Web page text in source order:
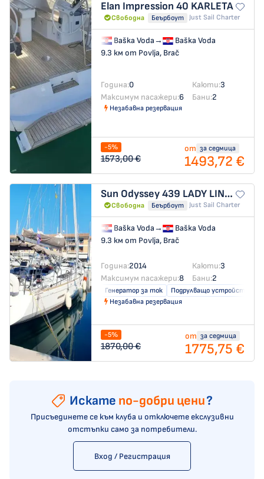
Elan Impression 40 KARLETA
Свободна Беърбоут Just Sail Charter
Baška Voda→
Baška Voda
9.3 км от Povlja, Brač
Година:0 Каюти:3
Максимум пасажери:6 Бани:2
Незабавна резервация
-5%
1573,00 €
от за седмица
1493,72 €
Sun Odyssey 439 LADY LINDA
Свободна Беърбоут Just Sail Charter
Baška Voda→
Baška Voda
9.3 км от Povlja, Brač
Година:2014 Каюти:3
Максимум пасажери:8 Бани:2
Генератор за ток Подрулващо устройство
Незабавна резервация
-5%
1870,00 €
от за седмица
1775,75 €
Искате по-добри цени?
Присъединете се към клуба и отключете екслузивни
отстъпки само за потребители.
Вход / Регистрация